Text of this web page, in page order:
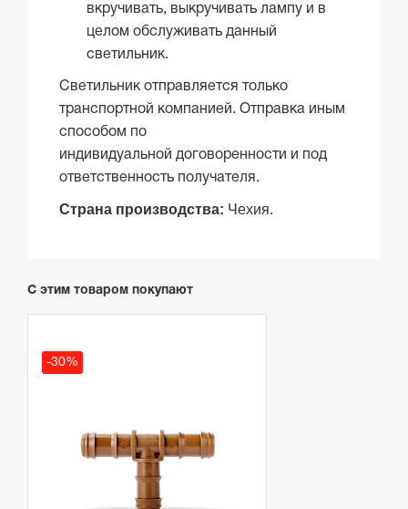
вкручивать, выкручивать лампу и в
целом обслуживать данный
светильник.
Светильник отправляется только
транспортной компанией. Отправка иным
способом по
индивидуальной договоренности и под
ответственность получателя.
Страна производства: Чехия.
С этим товаром покупают
-30%